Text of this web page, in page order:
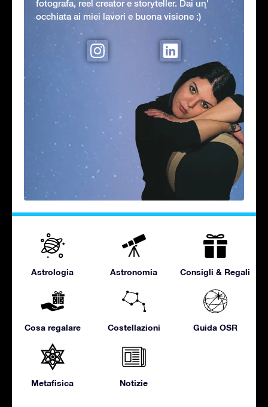
fotografa, reel creator e storyteller. Dai un'
occhiata ai miei lavori e buona visione :)
Astrologia Astronomia Consigli & Regali
Cosa regalare Costellazioni Guida OSR
Metafisica Notizie